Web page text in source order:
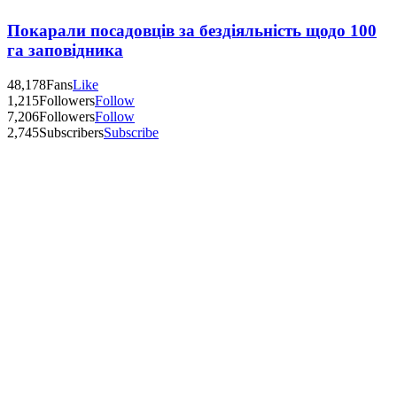
Покарали посадовців за бездіяльність щодо 100
га заповідника
48,178FansLike
1,215FollowersFollow
7,206FollowersFollow
2,745SubscribersSubscribe